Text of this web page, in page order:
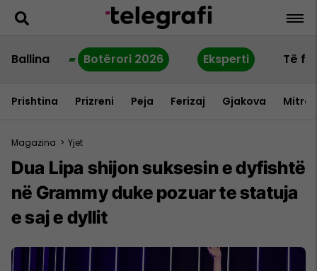
Ballina Botërori 2026 Eksperti Të
Prishtina Prizreni Peja Ferizaj Gjakova
Magazina > Yjet
Dua Lipa shijon suksesin e dyfishtë
në Grammy duke pozuar te statuja
e saj e dyllit